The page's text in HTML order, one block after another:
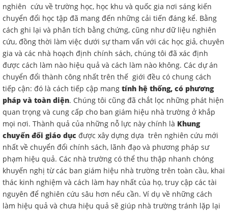
nghiên cứu về trường học, học khu và quốc gia nơi sáng kiến
chuyển đổi học tập đã mang đến những cải tiến đáng kể. Bằng
cách ghi lại và phân tích bằng chứng, cũng như dữ liệu nghiên
cứu, đồng thời làm việc dưới sự tham vấn với các học giả, chuyên
gia và các nhà hoạch định chính sách, chúng tôi đã xác định
được cách làm nào hiệu quả và cách làm nào không. Các dự án
chuyển đổi thành công nhất trên thế giới đều có chung cách
tiếp cận: đó là cách tiếp cập mang tính hệ thống, có phương
pháp và toàn diện. Chúng tôi cũng đã chắt lọc những phát hiện
quan trọng và cung cấp cho ban giám hiệu nhà trường ở khắp
mọi nơi. Thành quả của những nỗ lực này chính là Khung
chuyển đổi giáo dục được xây dựng dựa trên nghiên cứu mới
nhất về chuyển đổi chính sách, lãnh đạo và phương pháp sư
phạm hiệu quả. Các nhà trường có thể thu thập nhanh chóng
khuyến nghị từ các ban giám hiệu nhà trường trên toàn cầu, khai
thác kinh nghiệm và cách làm hay nhất của họ, truy cập các tài
nguyên để nghiên cứu sâu hơn nếu cần. Ví dụ về những cách
làm hiệu quả và chưa hiệu quả sẽ giúp nhà trường tránh lặp lại